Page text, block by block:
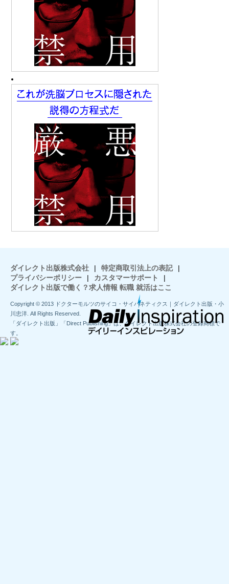
ダイレクト出版株式会社 | 特定商取引法上の表記
|
プライバシーポリシー
| カスタマーサポート
|
ダイレクト出版で働く？求人情報 転職 就活はここ
Copyright © 2013 ドクターモルツのサイコ・サイバネティクス｜ダイレクト出版・小
川忠洋. All Rights Reserved.
「ダイレクト出版」「Direct Publishing」は、ダイレクト出版株式会社の登録商標で
す。